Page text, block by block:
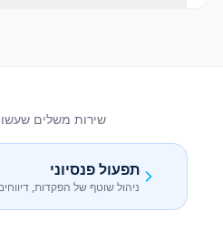
שירות משלים
תפעול פנסיוני
ניהול שוטף של הפקדות,